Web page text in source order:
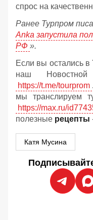
спрос на
Ранее Турпром
Anka запустила
РФ ».
Если вы остались в
наш
https://t.me/tourprom
мы транслируем
https://max.ru/
полезные рецепты
Катя Мусина